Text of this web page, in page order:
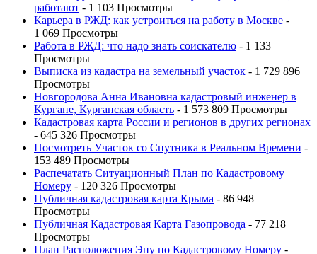
работают - 1 103 Просмотры
Карьера в РЖД: как устроиться на работу в Москве -
1 069 Просмотры
Работа в РЖД: что надо знать соискателю - 1 133
Просмотры
Выписка из кадастра на земельный участок - 1 729 896
Просмотры
Новгородова Анна Ивановна кадастровый инженер в
Кургане, Курганская область - 1 573 809 Просмотры
Кадастровая карта России и регионов в других регионах
- 645 326 Просмотры
Посмотреть Участок со Спутника в Реальном Времени -
153 489 Просмотры
Распечатать Ситуационный План по Кадастровому
Номеру - 120 326 Просмотры
Публичная кадастровая карта Крыма - 86 948
Просмотры
Публичная Кадастровая Карта Газопровода - 77 218
Просмотры
План Расположения Эпу по Кадастровому Номеру -